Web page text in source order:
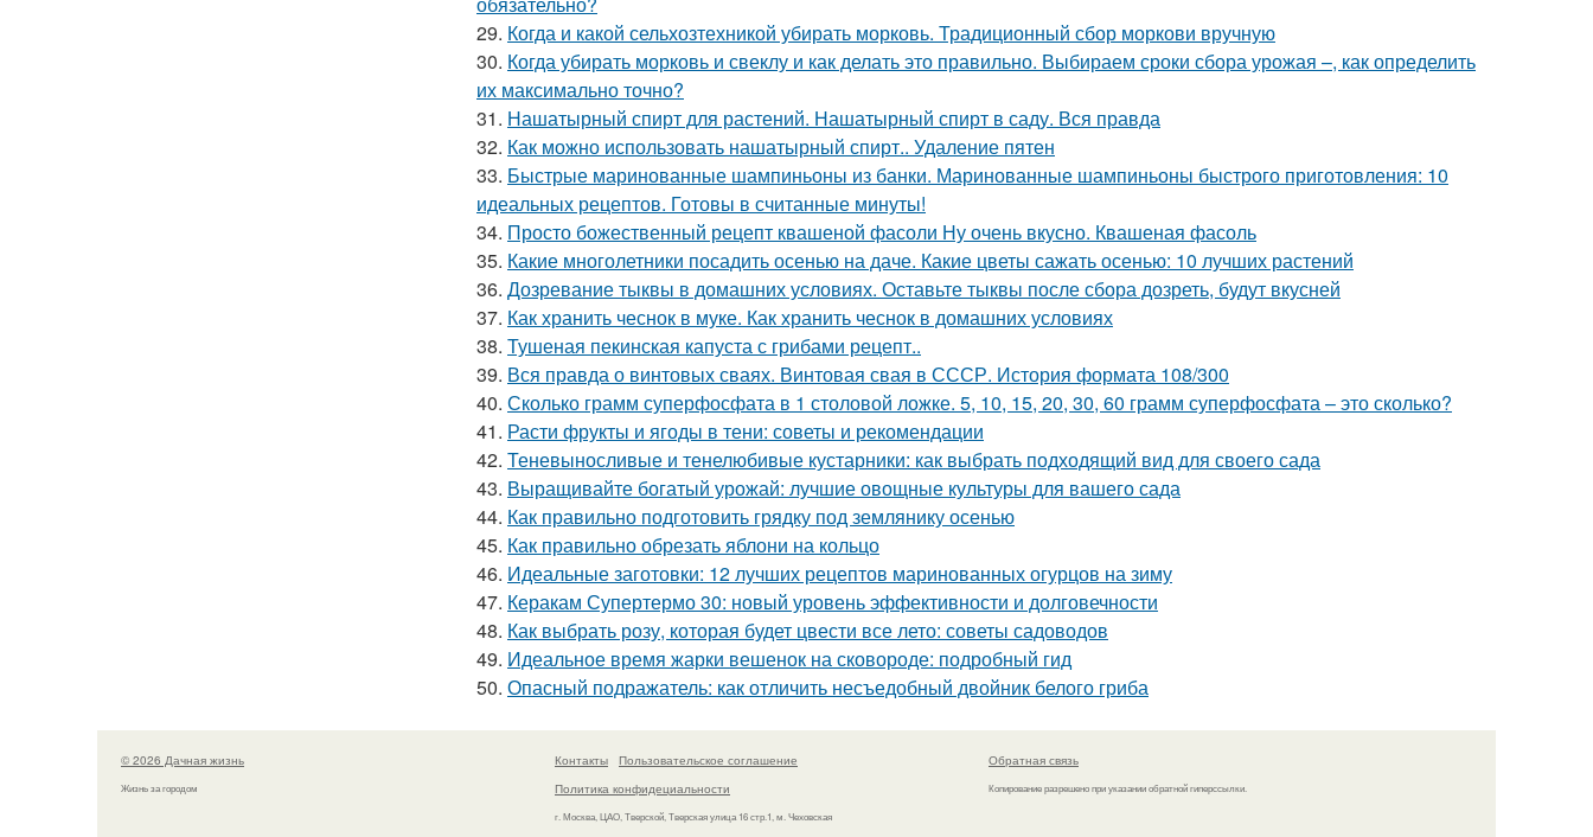
29. Когда и какой сельхозтехникой убирать морковь. Традиционный сбор моркови вручную
30. Когда убирать морковь и свеклу и как делать это правильно. Выбираем сроки сбора урожая –, как определить
их максимально точно?
31. Нашатырный спирт для растений. Нашатырный спирт в саду. Вся правда
32. Как можно использовать нашатырный спирт.. Удаление пятен
33. Быстрые маринованные шампиньоны из банки. Маринованные шампиньоны быстрого приготовления: 10
идеальных рецептов. Готовы в считанные минуты!
34. Просто божественный рецепт квашеной фасоли Ну очень вкусно. Квашеная фасоль
35. Какие многолетники посадить осенью на даче. Какие цветы сажать осенью: 10 лучших растений
36. Дозревание тыквы в домашних условиях. Оставьте тыквы после сбора дозреть, будут вкусней
37. Как хранить чеснок в муке. Как хранить чеснок в домашних условиях
38. Тушеная пекинская капуста с грибами рецепт..
39. Вся правда о винтовых сваях. Винтовая свая в СССР. История формата 108/300
40. Сколько грамм суперфосфата в 1 столовой ложке. 5, 10, 15, 20, 30, 60 грамм суперфосфата – это сколько?
41. Расти фрукты и ягоды в тени: советы и рекомендации
42. Теневыносливые и тенелюбивые кустарники: как выбрать подходящий вид для своего сада
43. Выращивайте богатый урожай: лучшие овощные культуры для вашего сада
44. Как правильно подготовить грядку под землянику осенью
45. Как правильно обрезать яблони на кольцо
46. Идеальные заготовки: 12 лучших рецептов маринованных огурцов на зиму
47. Керакам Супертермо 30: новый уровень эффективности и долговечности
48. Как выбрать розу, которая будет цвести все лето: советы садоводов
49. Идеальное время жарки вешенок на сковороде: подробный гид
50. Опасный подражатель: как отличить несъедобный двойник белого гриба
© 2026 Дачная жизнь
Жизнь за городом
Контакты
Пользовательское соглашение
Политика конфидециальности
г. Москва, ЦАО, Тверской, Тверская улица 16 стр.1, м. Чеховская
Обратная связь
Копирование разрешено при указании обратной гиперссылки.